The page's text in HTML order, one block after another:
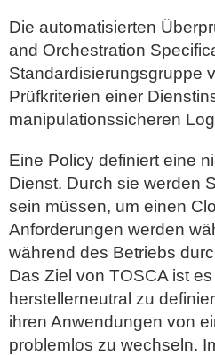
Die automatisierten
and Orchestration
Standardisierungsgruppe
Prüfkriterien einer
manipulationssicheren
Eine Policy definiert eine
Dienst. Durch sie werden
sein müssen, um einen
Anforderungen werden
während des Betriebs
Das Ziel von TOSCA ist
herstellerneutral zu
ihren Anwendungen von
problemlos zu wechseln.